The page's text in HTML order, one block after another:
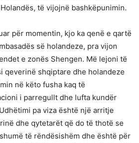
të vijojnë bashkëpunimin.
për momentin, kjo ka qenë e qartë
së holandeze, pra vijon
e zonës Shengen. Më lejoni të
qeverinë shqiptare dhe holandeze
në këto fusha kaq të
i parregullt dhe lufta kundër
pa viza është një arritje
dhe qytetarët që do të thotë se
të rëndësishëm dhe është për